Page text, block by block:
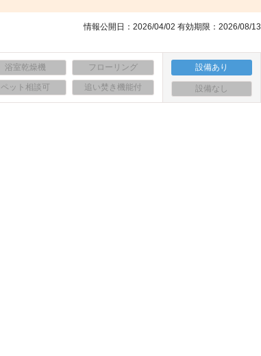
情報公開日：2026/04/02 有効期限：2026/08/13
浴室乾燥機 フローリング
ペット相談可 追い焚き機能付
設備あり
設備なし